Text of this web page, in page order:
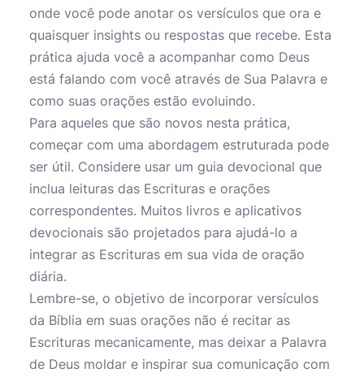
onde você pode anotar os versículos que ora e
quaisquer insights ou respostas que recebe. Esta
prática ajuda você a acompanhar como Deus
está falando com você através de Sua Palavra e
como suas orações estão evoluindo.
Para aqueles que são novos nesta prática,
começar com uma abordagem estruturada pode
ser útil. Considere usar um guia devocional que
inclua leituras das Escrituras e orações
correspondentes. Muitos livros e aplicativos
devocionais são projetados para ajudá-lo a
integrar as Escrituras em sua vida de oração
diária.
Lembre-se, o objetivo de incorporar versículos
da Bíblia em suas orações não é recitar as
Escrituras mecanicamente, mas deixar a Palavra
de Deus moldar e inspirar sua comunicação com